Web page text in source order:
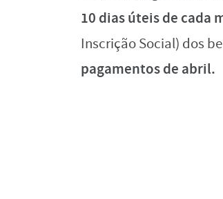
10 dias úteis de cada
Inscrição Social) dos
pagamentos de abril.